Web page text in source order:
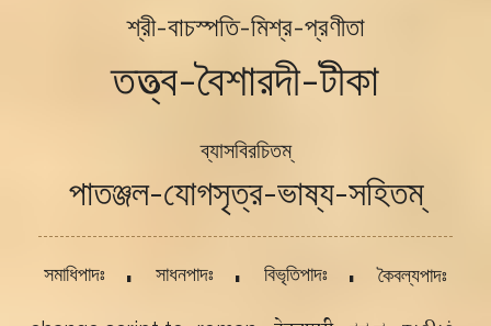
শ্রী-বাচস্পতি-মিশ্র-প্রণীতা
তত্ত্ব-বৈশারদী-টীকা
ব্যাসবিরচিতম্
পাতঞ্জল-যোগসৃত্র-ভাষ্য-সহিতম্
সমাধিপাদঃ সাধনপাদঃ বিভৃতিপাদঃ কৈবল্যপাদঃ